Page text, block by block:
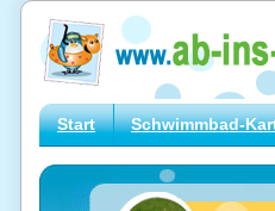
Start Schwimmbad-